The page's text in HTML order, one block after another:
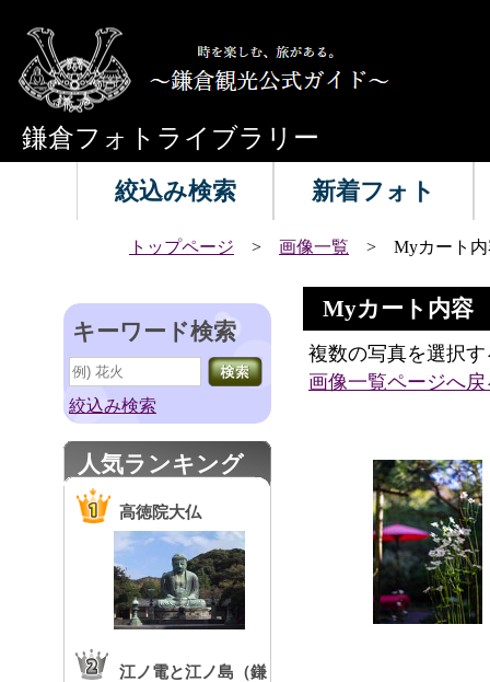
鎌倉フォトライブラリー
絞込み検索 新着フォト
トップページ > 画像一覧 > Myカート内
キーワード検索
絞込み検索
人気ランキング
高徳院大仏
江ノ電と江ノ島（鎌
Myカート内容
複数の写真を選択
画像一覧ページへ戻